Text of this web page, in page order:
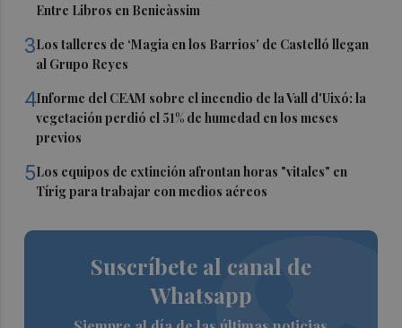
Entre Libros en Benicàssim
3Los talleres de ‘Magia en los Barrios’ de Castelló llegan
al Grupo Reyes
4Informe del CEAM sobre el incendio de la Vall d'Uixó: la
vegetación perdió el 51% de humedad en los meses
previos
5Los equipos de extinción afrontan horas "vitales" en
Tírig para trabajar con medios aéreos
Suscríbete al canal de
Whatsapp